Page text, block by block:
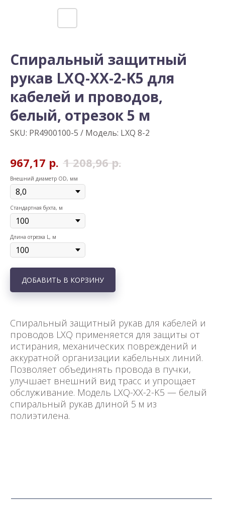
Спиральный защитный
рукав LXQ-XX-2-K5 для
кабелей и проводов,
белый, отрезок 5 м
SKU: PR4900100-5 / Модель: LXQ 8-2
967,17 р. 1 208,96 р.
Внешний диаметр OD, мм
Стандартная бухта, м
Длина отрезка L, м
ДОБАВИТЬ В КОРЗИНУ
Спиральный защитный рукав для кабелей и
проводов LXQ применяется для защиты от
истирания, механических повреждений и
аккуратной организации кабельных линий.
Позволяет объединять провода в пучки,
улучшает внешний вид трасс и упрощает
обслуживание. Модель LXQ-XX-2-K5 — белый
спиральный рукав длиной 5 м из
полиэтилена.